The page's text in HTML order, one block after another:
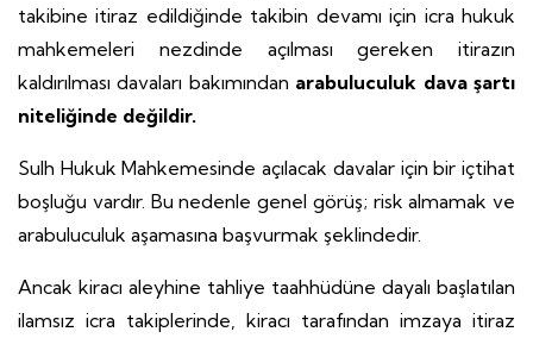
takibine itiraz edildiğinde takibin devamı için icra hukuk
mahkemeleri nezdinde açılması gereken itirazın
kaldırılması davaları bakımından arabuluculuk dava şartı
niteliğinde değildir.
Sulh Hukuk Mahkemesinde açılacak davalar için bir içtihat
boşluğu vardır. Bu nedenle genel görüş; risk almamak ve
arabuluculuk aşamasına başvurmak şeklindedir.
Ancak kiracı aleyhine tahliye taahhüdüne dayalı başlatılan
ilamsız icra takiplerinde, kiracı tarafından imzaya itiraz